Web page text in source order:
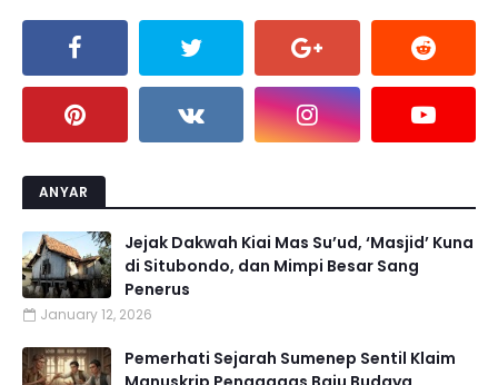
ANYAR
Jejak Dakwah Kiai Mas Su’ud, ‘Masjid’ Kuna
di Situbondo, dan Mimpi Besar Sang
Penerus
January 12, 2026
Pemerhati Sejarah Sumenep Sentil Klaim